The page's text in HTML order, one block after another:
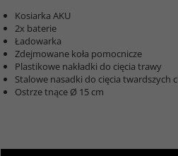
Kosiarka AKU
2x baterie
Ładowarka
Zdejmowane koła pomocnicze
Plastikowe nakładki do cięcia trawy
Stalowe nasadki do cięcia twardszych
Ostrze tnące Ø 15 cm